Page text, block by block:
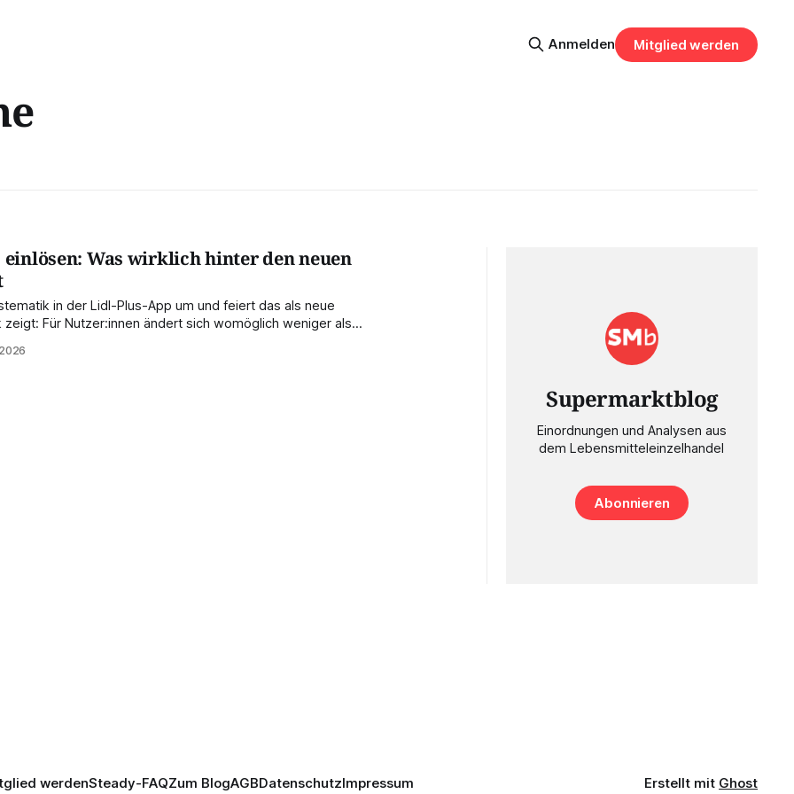
Anmelden Mitglied werden
Was wirklich hinter den neuen
in der Lidl-Plus-App um und feiert das als neue
zeigt: Für Nutzer:innen ändert sich womöglich weniger als
Supermarktblog
Einordnungen und Analysen aus
dem Lebensmitteleinzelhandel
Abonnieren
werdenSteady-FAQZum BlogAGBDatenschutzImpressum Erstellt mit Ghost